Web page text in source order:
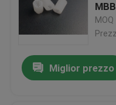
Casa Miglior prezzo